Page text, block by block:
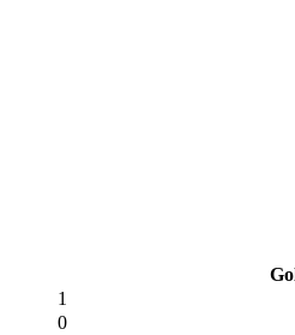
1
0